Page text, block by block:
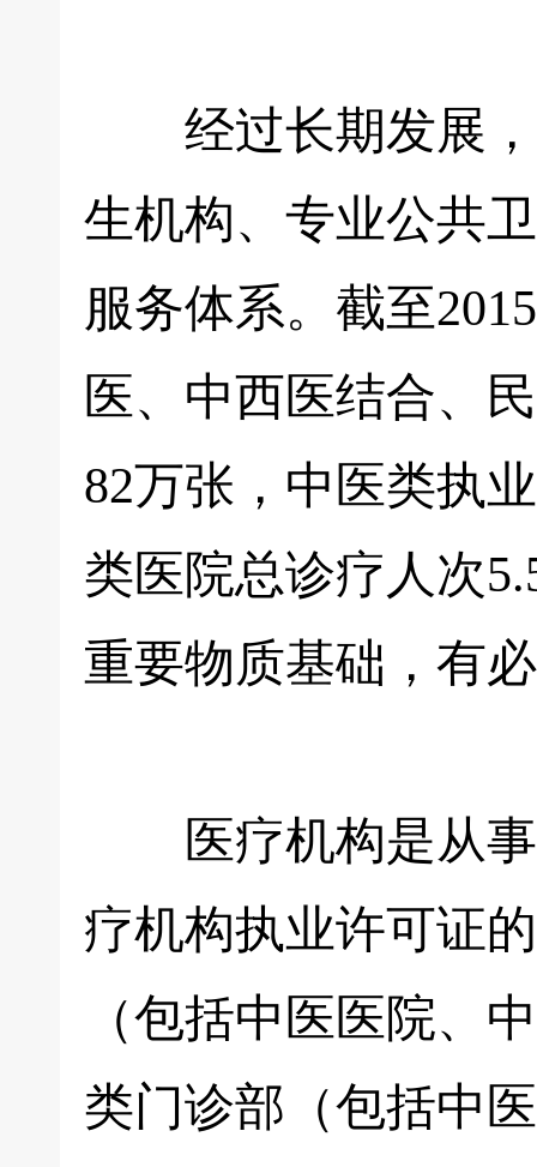
经过长期发展，
生机构、专业公共
服务体系。截至
医、中西医结合、
82万张，中医类执
类医院总诊疗人次
重要物质基础，有
医疗机构是从事
疗机构执业许可证
（包括中医医院、
类门诊部（包括中